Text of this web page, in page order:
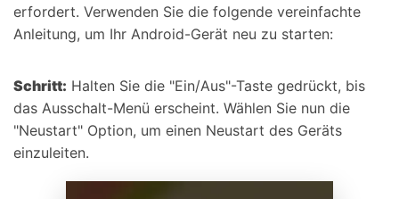
erfordert. Verwenden Sie die folgende vereinfachte
Anleitung, um Ihr Android-Gerät neu zu starten:
Schritt: Halten Sie die "Ein/Aus"-Taste gedrückt, bis
das Ausschalt-Menü erscheint. Wählen Sie nun die
"Neustart" Option, um einen Neustart des Geräts
einzuleiten.